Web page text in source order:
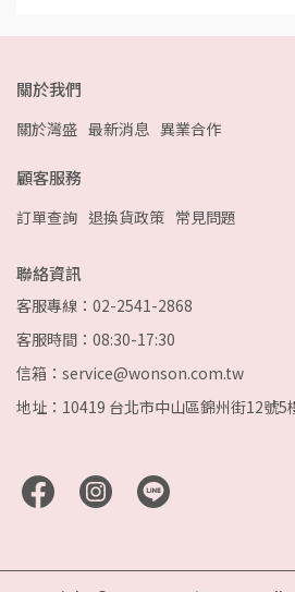
關於我們
關於灣盛 最新消息 異業合作
顧客服務
訂單查詢 退換貨政策 常見問題
聯絡資訊
客服專線：02-2541-2868
客服時間：08:30-17:30
信箱：service@wonson.com.tw
地址：10419 台北市中山區錦州街12號5